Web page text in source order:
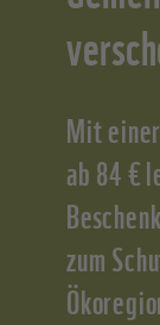
Mit
ab 84 €
zum